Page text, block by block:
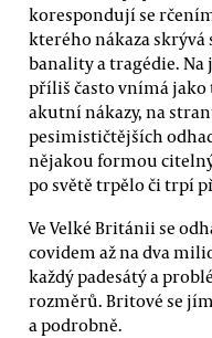
korespondují se
kterého nákaza
banality a tragédie. Na
příliš často vnímá jako
akutní nákazy, na
pesimističtějších
nějakou formou
po světě trpělo či trpí
Ve Velké Británii se
covidem až na dva
každý padesátý a
rozměrů. Britové se
a podrobně.